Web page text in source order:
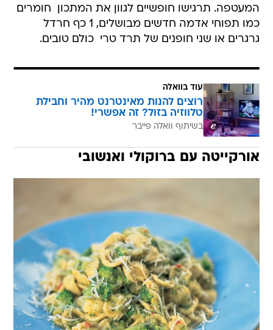
המעטפה. תרגישו חופשיים לגוון את המתכון  חומרים
כמו תפוחי אדמה חדשים מבושלים, 1 כף חרדל
גרגרים או שני חופנים של תרד טרי  כולם טובים.
עוד בוואלה
רוצים להנות מאינטרנט מהיר וחבילת
טלווזיה בזול? זה אפשרי!
בשיתוף וואלה פייבר
אורקייטה עם ברוקולי ואנשובי